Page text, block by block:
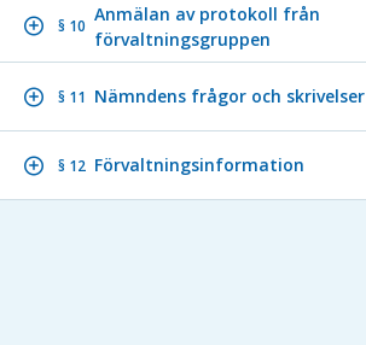
§ 10
Anmälan av protokoll från
förvaltningsgruppen
§ 11 Nämndens frågor och skrivelser
§ 12 Förvaltningsinformation